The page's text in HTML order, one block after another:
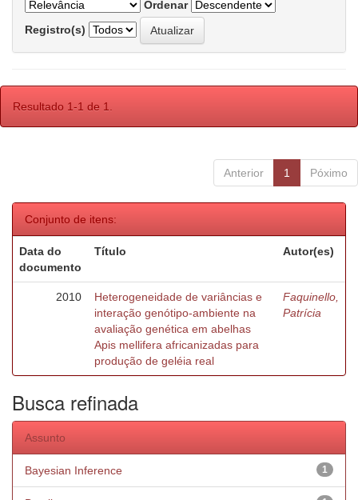
Ordenar
Registro(s)
Resultado 1-1 de 1.
Anterior 1 Póximo
Conjunto de itens:
Data do
documento
Título Autor(es)
2010
Heterogeneidade de variâncias e
interação genótipo-ambiente na
avaliação genética em abelhas
Apis mellifera africanizadas para
produção de geléia real
Faquinello,
Patrícia
Busca refinada
Assunto
1
Bayesian Inference